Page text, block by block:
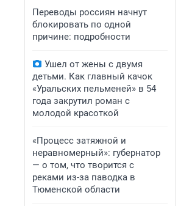
Переводы россиян начнут
блокировать по одной
причине: подробности
Ушел от жены с двумя
детьми. Как главный качок
«Уральских пельменей» в 54
года закрутил роман с
молодой красоткой
«Процесс затяжной и
неравномерный»: губернатор
— о том, что творится с
реками из-за паводка в
Тюменской области